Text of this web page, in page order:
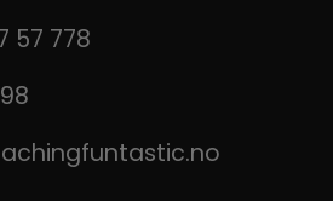
57 778